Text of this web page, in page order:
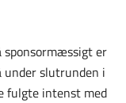
sponsormæssigt er
slutrunden i
fulgte intenst med